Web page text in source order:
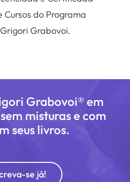
do Programa
Grabovoi.
Grabovoi® em
misturas e com
seus livros.
se já!